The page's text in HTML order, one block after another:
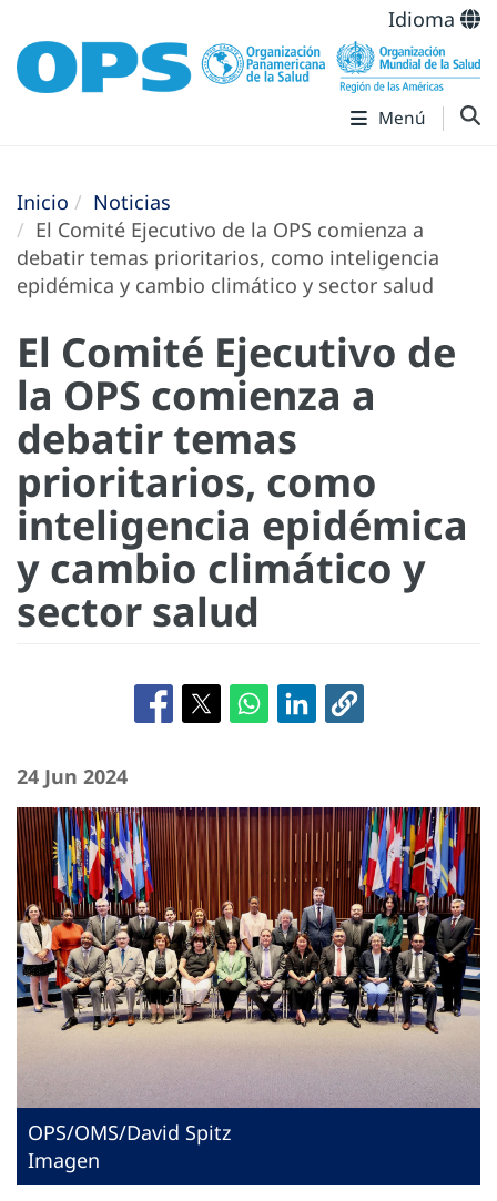
Idioma
Menú
Inicio
Noticias
El Comité Ejecutivo de la OPS comienza a
debatir temas prioritarios, como inteligencia
epidémica y cambio climático y sector salud
El Comité Ejecutivo de
la OPS comienza a
debatir temas
prioritarios, como
inteligencia epidémica
y cambio climático y
sector salud
24 Jun 2024
OPS/OMS/David Spitz
Imagen